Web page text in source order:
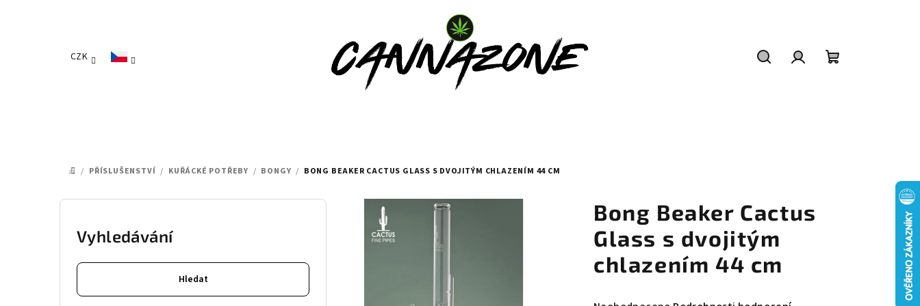
CZK
DOMŮ
/ PŘÍSLUŠENSTVÍ / KUŘÁCKÉ POTŘEBY / BONGY / BONG BEAKER CACTUS GLASS S DVOJITÝM CHLAZENÍM 44 CM
Vyhledávání
Hledat
Bong Beaker Cactus
Glass s dvojitým
chlazením 44 cm